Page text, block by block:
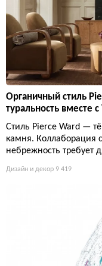
Органичный стиль
туральность вместе
Стиль Pierce Ward —
камня. Коллаборация
небрежность требует
Дизайн и декор 9 419